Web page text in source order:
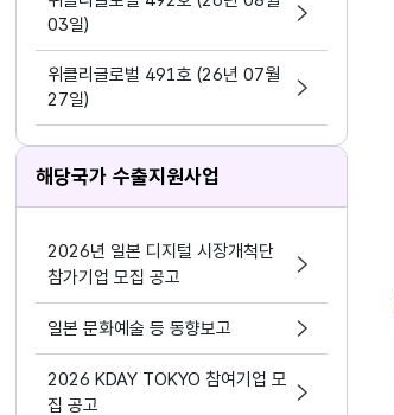
03일)
위클리글로벌 491호 (26년 07월
27일)
해당국가 수출지원사업
2026년 일본 디지털 시장개척단
참가기업 모집 공고
일본 문화예술 등 동향보고
2026 KDAY TOKYO 참여기업 모
집 공고